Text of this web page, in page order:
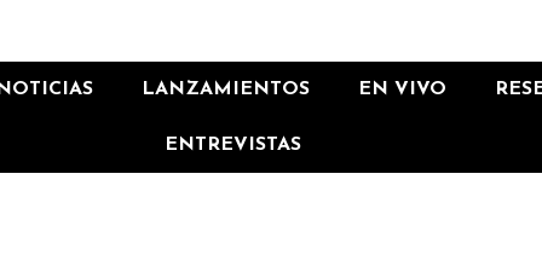
LANZAMIENTOS EN VIVO
ENTREVISTAS